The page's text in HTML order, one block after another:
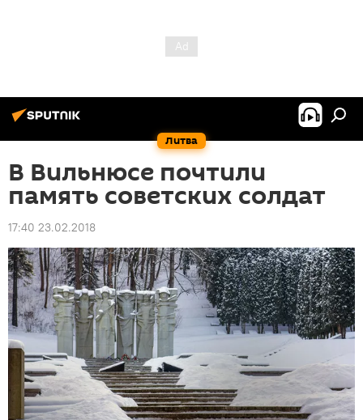
Литва
В Вильнюсе почтили
память советских солдат
17:40 23.02.2018